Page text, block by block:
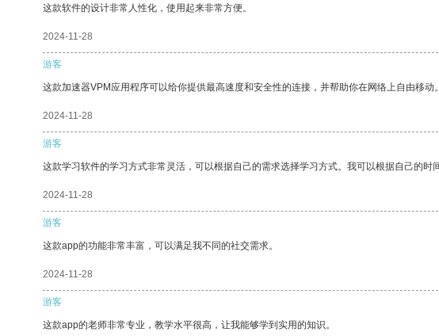
这款软件的设计非常人性化，使用起来非常方便。
2024-11-28
游客
这款加速器VPM应用程序可以给你提供最高速度和安全性的连接，并帮助你在网络上自由移动。
2024-11-28
游客
这款学习软件的学习方式非常灵活，可以根据自己的需求选择学习方式。我可以根据自己的时
2024-11-28
游客
这款app的功能非常丰富，可以满足我不同的社交需求。
2024-11-28
游客
这款app的老师非常专业，教学水平很高，让我能够学到实用的知识。